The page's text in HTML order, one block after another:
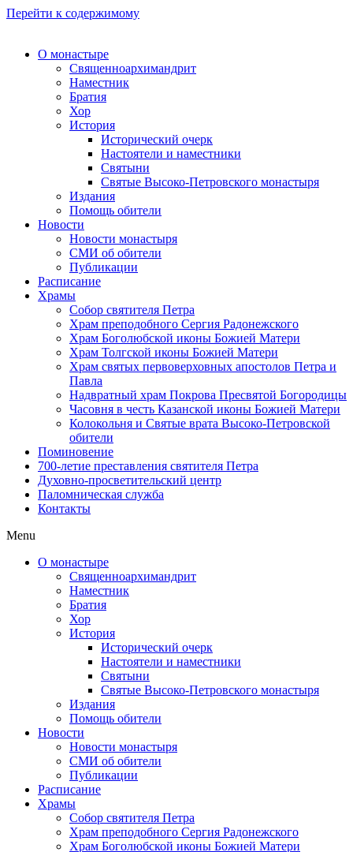
Перейти к содержимому
О монастыре
Священноархимандрит
Наместник
Братия
Хор
История
Исторический очерк
Настоятели и наместники
Святыни
Святые Высоко-Петровского монастыря
Издания
Помощь обители
Новости
Новости монастыря
СМИ об обители
Публикации
Расписание
Храмы
Собор святителя Петра
Храм преподобного Сергия Радонежского
Храм Боголюбской иконы Божией Матери
Храм Толгской иконы Божией Матери
Храм святых первоверховных апостолов Петра и
Павла
Надвратный храм Покрова Пресвятой Богородицы
Часовня в честь Казанской иконы Божией Матери
Колокольня и Святые врата Высоко-Петровской
обители
Поминовение
700-летие преставления святителя Петра
Духовно-просветительский центр
Паломническая служба
Контакты
Menu
О монастыре
Священноархимандрит
Наместник
Братия
Хор
История
Исторический очерк
Настоятели и наместники
Святыни
Святые Высоко-Петровского монастыря
Издания
Помощь обители
Новости
Новости монастыря
СМИ об обители
Публикации
Расписание
Храмы
Собор святителя Петра
Храм преподобного Сергия Радонежского
Храм Боголюбской иконы Божией Матери